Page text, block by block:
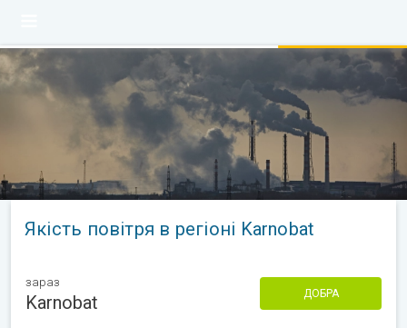
Якість повітря в регіоні Karnobat
зараз
Karnobat ДОБРА